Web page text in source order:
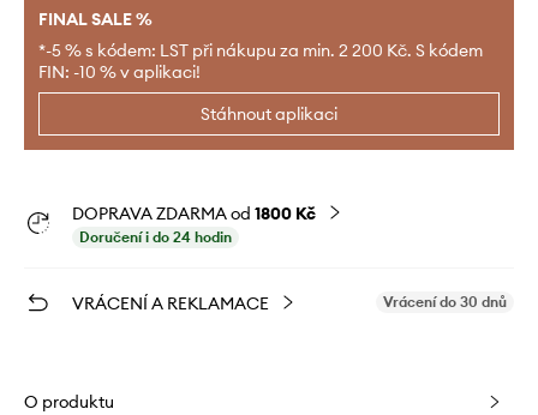
FINAL SALE %
*-5 % s kódem: LST při nákupu za min. 2 200 Kč. S kódem
FIN: -10 % v aplikaci!
Stáhnout aplikaci
DOPRAVA ZDARMA od 1800 Kč
Doručení i do 24 hodin
VRÁCENÍ A REKLAMACE Vrácení do 30 dnů
O produktu